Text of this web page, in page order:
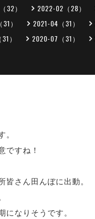
32） 2022-02（28）
） 2021-04（31）
） 2020-07（31）
。
ですね！
皆さん田んぼに出動。
になりそうです。